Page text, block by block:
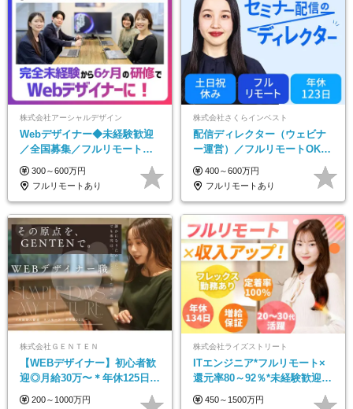
株式会社アーシャルデザイン
Webデザイナー◆未経験歓迎
／全国募集／フルリモート／
最大6ヵ月の実践型研修／月給
25万円以上
300～600万円
フルリモートあり
株式会社さくらインベスト
配信ディレクター（ウェビナ
ー運営）／フルリモートOK／
土日祝休み／年休123日／年収
600万円可
400～600万円
フルリモートあり
株式会社ＧＥＮＴＥＮ
【WEBデザイナー】初⼼者歓
迎◎⽉給30万〜＊年休125⽇＊
在宅OK＆研修あり＊フレック
200～1000万円
株式会社ライズストリート
ITエンジニア*フルリモート×
還元率80～92％*未経験歓迎*
年休134日*月給35万～*定着率
450～1500万円